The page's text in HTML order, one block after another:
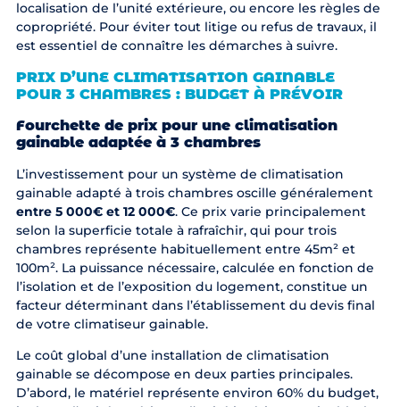
localisation de l’unité extérieure, ou encore les règles de
copropriété. Pour éviter tout litige ou refus de travaux, il
est essentiel de connaître les démarches à suivre.
PRIX D’UNE CLIMATISATION GAINABLE
POUR 3 CHAMBRES : BUDGET À PRÉVOIR
Fourchette de prix pour une climatisation
gainable adaptée à 3 chambres
L’investissement pour un système de climatisation
gainable adapté à trois chambres oscille généralement
entre 5 000€ et 12 000€. Ce prix varie principalement
selon la superficie totale à rafraîchir, qui pour trois
chambres représente habituellement entre 45m² et
100m². La puissance nécessaire, calculée en fonction de
l’isolation et de l’exposition du logement, constitue un
facteur déterminant dans l’établissement du devis final
de votre climatiseur gainable.
Le coût global d’une installation de climatisation
gainable se décompose en deux parties principales.
D’abord, le matériel représente environ 60% du budget,